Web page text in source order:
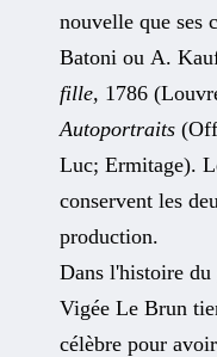
nouvelle que ses
Batoni ou A.
fille, 1786
Autoportraits
Luc; Ermitage).
conservent les
production.
Dans l'histoire
Vigée Le Brun
célèbre pour